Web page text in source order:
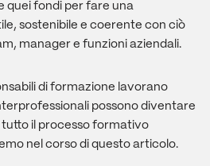
quei fondi per fare una
sostenibile e coerente con ciò
manager e funzioni aziendali.
di formazione lavorano
possono diventare
il processo formativo
nel corso di questo articolo.